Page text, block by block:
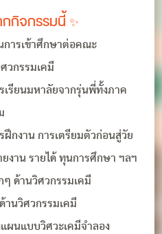
กิจกรรมนี้ ✨
การเข้าศึกษาต่อคณะ
วกรรมเคมี
เรียนมหาลัยจากรุ่นพี่ทั้งภาค
กงาน การเตรียมตัวก่อนสู่วัย
ยงาน รายได้ ทุนการศึกษา ฯลฯ
ด้านวิศวกรรมเคมี
นวิศวกรรมเคมี
ผนแบบวิศวะเคมีจำลอง